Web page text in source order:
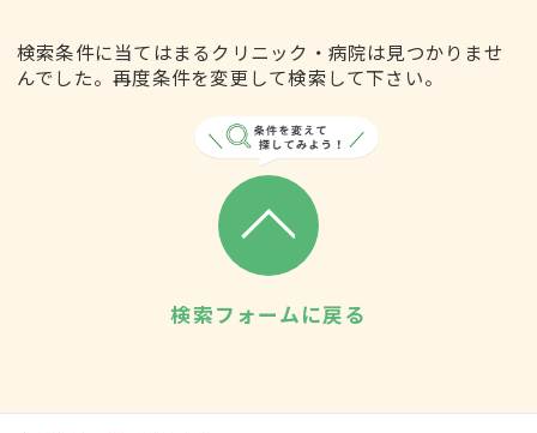
検索条件に当てはまるクリニック・病院は見つかりませ
んでした。再度条件を変更して検索して下さい。
検索フォームに戻る